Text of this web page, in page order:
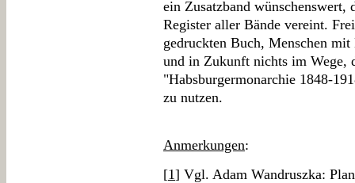
ein Zusatzband wünschenswert,
Register aller Bände vereint.
gedruckten Buch, Menschen
und in Zukunft nichts im Wege,
"Habsburgermonarchie 1848-
zu nutzen.
Anmerkungen:
[1] Vgl. Adam Wandruszka: